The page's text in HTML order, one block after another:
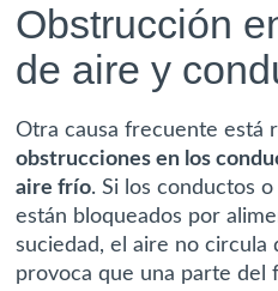
Obstrucción
de aire y
Otra causa frecuente está
obstrucciones en los
aire frío. Si los conductos
están bloqueados por
suciedad, el aire no circula
provoca que una parte del